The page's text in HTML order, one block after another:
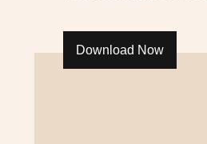
Download Now